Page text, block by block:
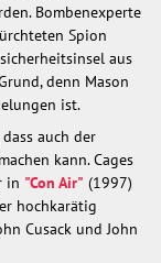
Bombenexperte
Spion
aus
denn Mason
ist.
auch der
kann. Cages
in "Con Air" (1997)
hochkarätig
Cusack und John